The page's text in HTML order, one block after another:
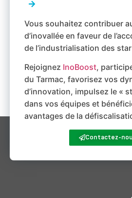
Vous souhaitez contribuer
d’inovallée en faveur de
de l’industrialisation des
Rejoignez InoBoost,
du Tarmac, favorisez vos
d’innovation, impulsez le «
dans vos équipes et
avantages de la
Contactez-